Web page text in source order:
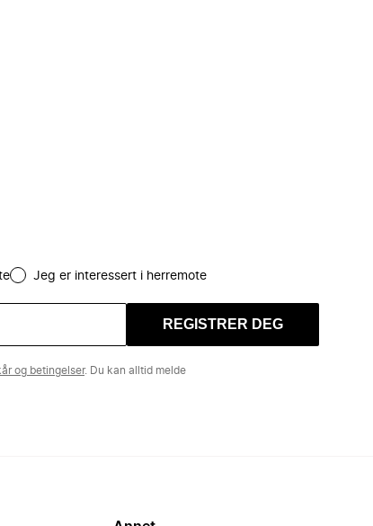
Jeg er interessert i herremote
REGISTRER DEG
og betingelser. Du kan alltid melde